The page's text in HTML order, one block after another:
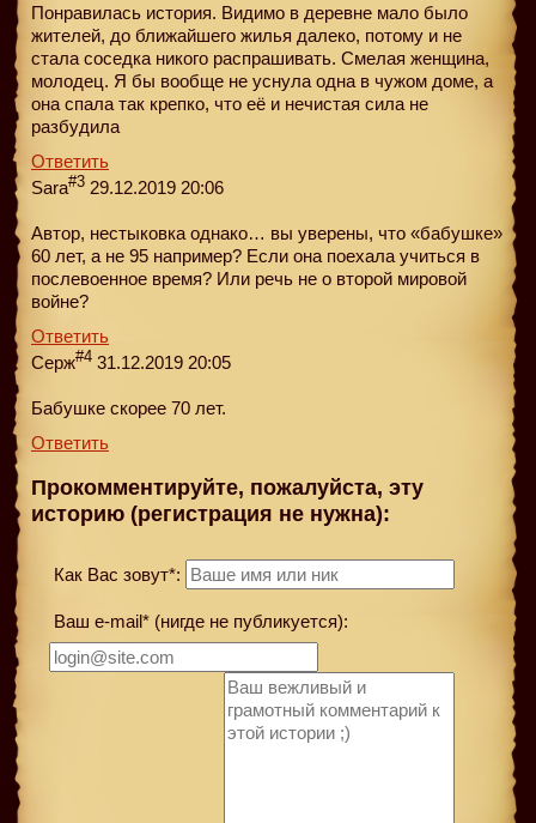
Понравилась история. Видимо в деревне мало было
жителей, до ближайшего жилья далеко, потому и не
стала соседка никого распрашивать. Смелая женщина,
молодец. Я бы вообще не уснула одна в чужом доме, а
она спала так крепко, что её и нечистая сила не
разбудила
Ответить
Sara#3 29.12.2019 20:06
Автор, нестыковка однако… вы уверены, что «бабушке»
60 лет, а не 95 например? Если она поехала учиться в
послевоенное время? Или речь не о второй мировой
войне?
Ответить
Серж#4 31.12.2019 20:05
Бабушке скорее 70 лет.
Ответить
Прокомментируйте, пожалуйста, эту
историю (регистрация не нужна):
Как Вас зовут*:
Ваш e-mail* (нигде не публикуется):